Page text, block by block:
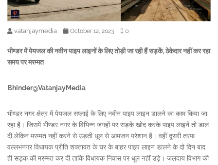
vatanjaymedia October 12, 2023 0
भीण्डर में पेयजल की नवीन पाइप लाइनों के लिए तोड़ी जा रही हैं सड़कें, ठेकेदार नहीं कर रहा
समय पर मरम्मत
Bhinder@VatanjayMedia
भीण्डर नगर क्षेत्र में पेयजल सप्लाई के लिए नवीन पाइप लाइन डालने का काम किया जा
रहा है। जिसमें भीण्डर नगर के विभिन्न जगहों पर सड़कें खोद करके पाइप लाइनें तो डाल
दी लेकिन मरम्मत नहीं करने से उड़ती धूल से आमजन परेशान है। वहीं दूसरी तरफ
वल्लभनगर विधायक प्रीति शक्तावत के घर के बाहर पाइप लाइन डालने के दो दिन बाद
ही सड़क की मरम्मत कर दी ताकि विधायक निवास पर धूल नहीं उड़े। जलदाय विभाग की